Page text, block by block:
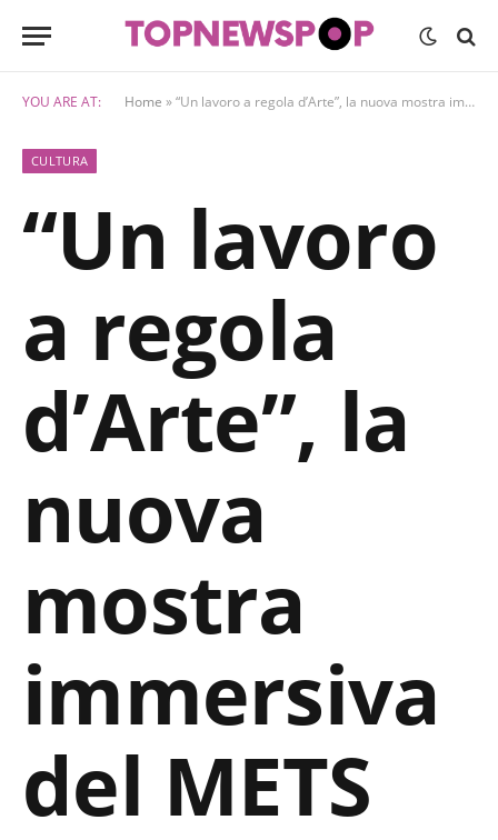
YOU ARE AT: Home »“Un lavoro a regola d’Arte”, la nuova mostra immersiva del METS
CULTURA
“Un lavoro
a regola
d’Arte”, la
nuova
mostra
immersiva
del METS